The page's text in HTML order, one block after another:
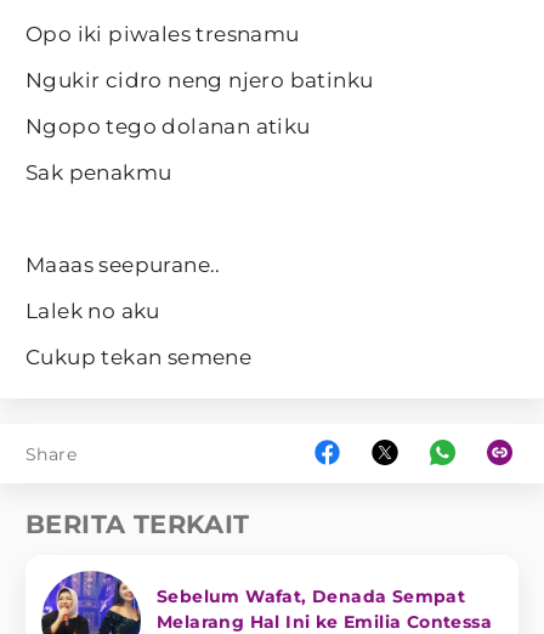
Opo iki piwales tresnamu
Ngukir cidro neng njero batinku
Ngopo tego dolanan atiku
Sak penakmu
Maaas seepurane..
Lalek no aku
Cukup tekan semene
Share
BERITA TERKAIT
Sebelum Wafat, Denada Sempat
Melarang Hal Ini ke Emilia Contessa